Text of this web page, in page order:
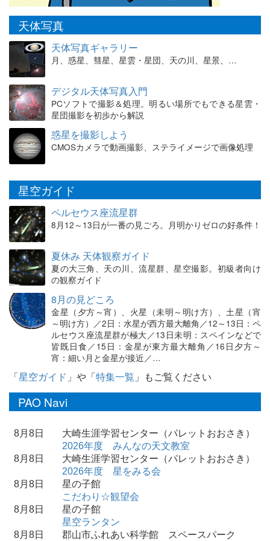
天体写真
天体写真ギャラリー
月、惑星、彗星、星雲・星団、天の川、星景、…
デジタル天体写真入門
PCソフトで撮影＆処理。明るい場所でもできる星雲・
星団撮影を初歩から解説
惑星を撮影しよう
CMOSカメラで動画撮影、ステライメージで画像処理
星空ガイド
ペルセウス座流星群
8月12～13日が一番の見ごろ。月明かりゼロの好条件！
夏休み 天体観察ガイド
夏の大三角、天の川、流星群、星空撮影。初級者向け
の観察ガイド
8月の見どころ
金星（夕方～宵）、火星（未明～明け方）、土星（宵
～明け方）／2日：水星が西方最大離角／12～13日：ペ
ルセウス座流星群が極大／13日未明：スペインなどで
皆既日食／15日：金星が東方最大離角／16日夕方～
宵：細い月と金星が接近／…
「星空ガイド 」や「特集一覧 」もご覧ください
PAO Navi